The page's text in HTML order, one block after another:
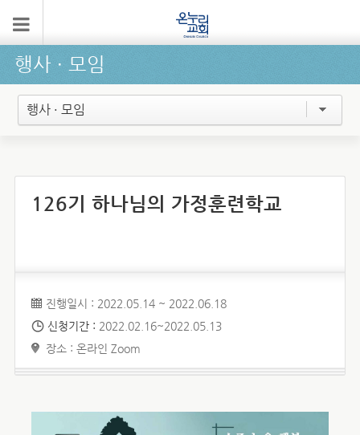
행사 ∙ 모임
행사 · 모임
126기 하나님의 가정훈련학교
진행일시 : 2022.05.14 ~ 2022.06.18
신청기간 : 2022.02.16~2022.05.13
장소 : 온라인 Zoom